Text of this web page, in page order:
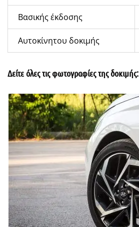
Βασικής έκδοσης
Αυτοκίνητου δοκιμής
Δείτε όλες τις φωτογραφίες της δοκιμής: